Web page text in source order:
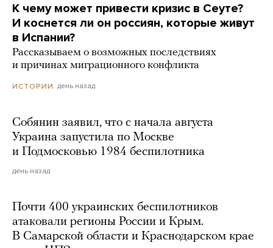
К чему может привести кризис в Сеуте?
И коснется ли он россиян, которые живут
в Испании?
Рассказываем о возможных последствиях
и причинах миграционного конфликта
ИСТОРИИ день назад
Собянин заявил, что с начала августа
Украина запустила по Москве
и Подмосковью 1984 беспилотника
день назад
Почти 400 украинских беспилотников
атаковали регионы России и Крым.
В Самарской области и Краснодарском крае